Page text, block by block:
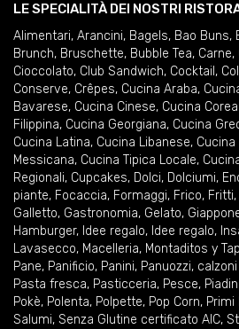
LE SPECIALITÀ DEI NOSTRI
Alimentari, Arancini, Bagels, Bao Buns,
Brunch, Bruschette, Bubble Tea, Carne,
Cioccolato, Club Sandwich, Cocktail ,
Conserve, Crêpes, Cucina Araba,
Bavarese, Cucina Cinese, Cucina
Filippina, Cucina Georgiana, Cucina
Cucina Latina, Cucina Libanese,
Messicana, Cucina Tipica Locale,
Regionali, Cupcakes, Dolci, Dolciumi,
piante, Focaccia, Formaggi, Frico, Fritti,
Galletto, Gastronomia, Gelato,
Hamburger, Idee regalo, Idee regalo,
Lavasecco, Macelleria, Montaditos y
Pane, Panificio, Panini, Panuozzi,
Pasta fresca, Pasticceria, Pesce,
Pokè, Polenta, Polpette, Pop Corn, Primi
Salumi, Senza Glutine certificato AIC,